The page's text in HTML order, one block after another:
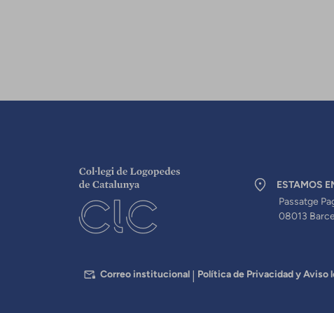
ESTAMOS
Passatge
08013
PEUCorreo institucional Política de Privacidad y Aviso